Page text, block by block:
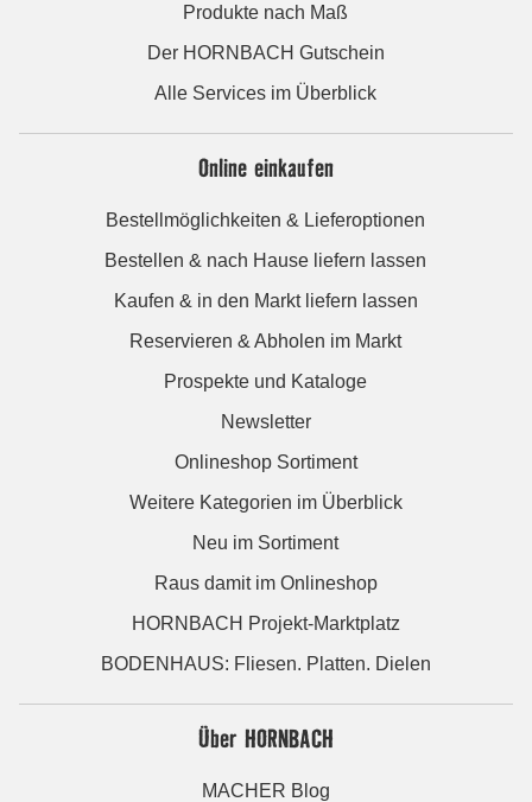
Produkte nach Maß
Der HORNBACH Gutschein
Alle Services im Überblick
Online einkaufen
Bestellmöglichkeiten & Lieferoptionen
Bestellen & nach Hause liefern lassen
Kaufen & in den Markt liefern lassen
Reservieren & Abholen im Markt
Prospekte und Kataloge
Newsletter
Onlineshop Sortiment
Weitere Kategorien im Überblick
Neu im Sortiment
Raus damit im Onlineshop
HORNBACH Projekt-Marktplatz
BODENHAUS: Fliesen. Platten. Dielen
Über HORNBACH
MACHER Blog